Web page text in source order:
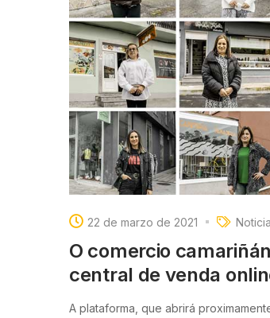
22 de marzo de 2021
O comercio
central de venda
A plataforma, que abrirá